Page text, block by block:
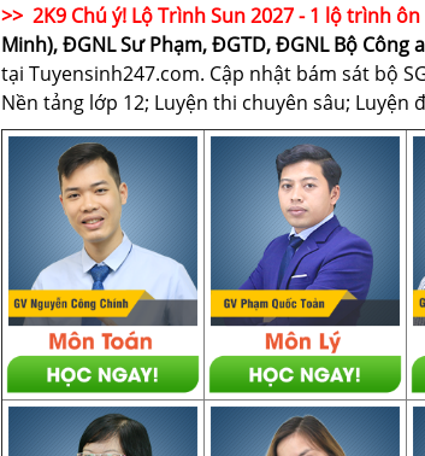
>> 2K9 Chú ý! Lộ Trình Sun 2027 - 1 lộ trình
Minh), ĐGNL Sư Phạm, ĐGTD, ĐGNL Bộ Công
tại Tuyensinh247.com. Cập nhật bám sát bộ
Nền tảng lớp 12; Luyện thi chuyên sâu; Luyện